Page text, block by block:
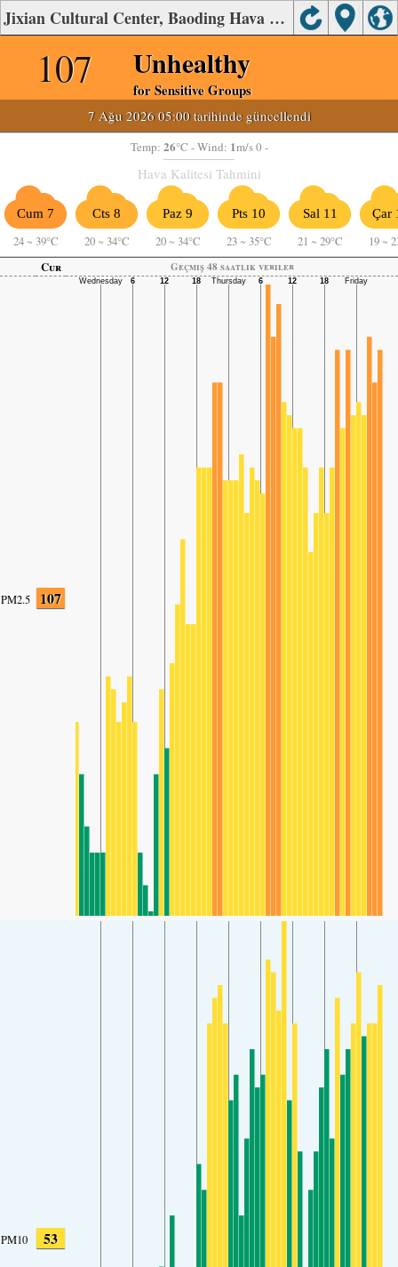
Jixian Cultural Center, Baoding Hava Kalitesi
107 Unhealthy
for Sensitive Groups
7 Ağu 2026 05:00 tarihinde güncellendi
Temp: 26°C - Wind: 1m/s 0 -
Hava Kalitesi Tahmini
Cum 7
24 ~ 39°C
Cts 8
20 ~ 34°C
Paz 9
20 ~ 34°C
Pts 10
23 ~ 35°C
Sal 11
21 ~ 29°C
Çar
19 ~
Cur
Geçmiş 48 saatlik veriler
PM2.5 107
PM10 53